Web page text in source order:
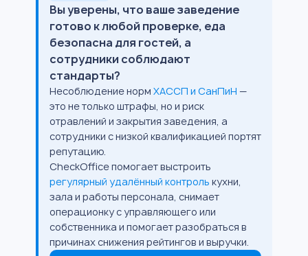
Вы уверены, что ваше заведение
готово к любой проверке, еда
безопасна для гостей, а
сотрудники соблюдают
стандарты?
Несоблюдение норм ХАССП и СанПиН —
это не только штрафы, но и риск
отравлений и закрытия заведения, а
сотрудники с низкой квалификацией портят
репутацию.
CheckOffice помогает выстроить
регулярный удалённый контроль кухни,
зала и работы персонала, снимает
операционку с управляющего или
собственника и помогает разобраться в
причинах снижения рейтингов и выручки.